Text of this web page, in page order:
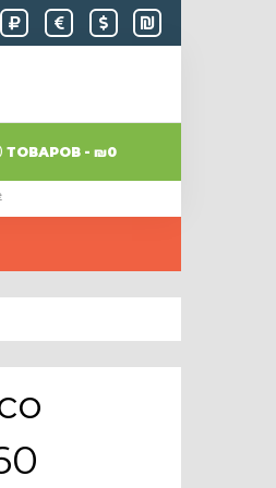
ТОВАРОВ ₪0